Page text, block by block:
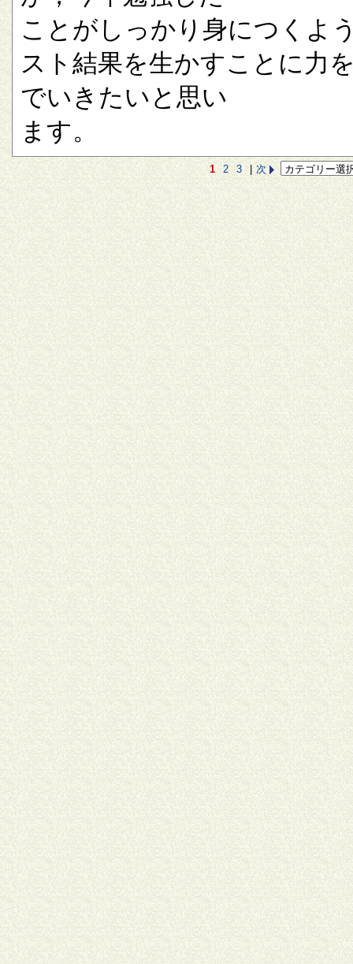
ことがしっかり身につくよ
スト結果を生かすことに力
でいきたいと思い
ます。
1 2 3 次